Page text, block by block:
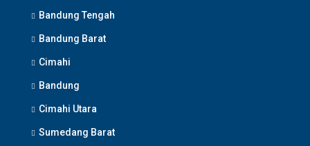
Bandung Tengah
Bandung Barat
Cimahi
Bandung
Cimahi Utara
Sumedang Barat